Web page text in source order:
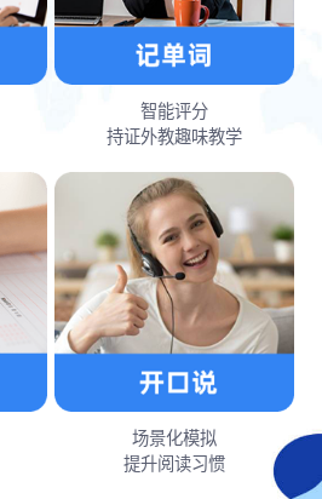
智能评分
持证外教趣味教学
场景化模拟
提升阅读习惯